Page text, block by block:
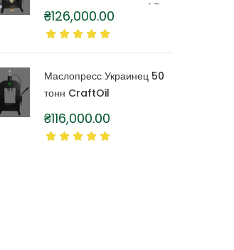
капролоновой бочкой 1,5
литра
₴126,000.00
Маслопресс Украинец 50
тонн CraftOil
₴116,000.00